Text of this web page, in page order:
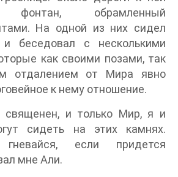
фонтан, обрамленный
На одной из них сидел
беседовал с несколькими
как своими позами, так
отдалением от Мира явно
к нему отношение.
и только Мир, я и
сидеть на этих камнях.
если придется
мне Али.